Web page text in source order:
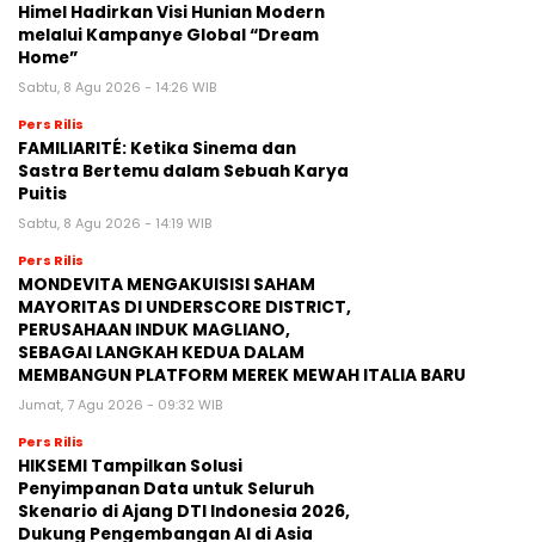
Himel Hadirkan Visi Hunian Modern
melalui Kampanye Global “Dream
Home”
Sabtu, 8 Agu 2026 - 14:26 WIB
Pers Rilis
FAMILIARITÉ: Ketika Sinema dan
Sastra Bertemu dalam Sebuah Karya
Puitis
Sabtu, 8 Agu 2026 - 14:19 WIB
Pers Rilis
MONDEVITA MENGAKUISISI SAHAM
MAYORITAS DI UNDERSCORE DISTRICT,
PERUSAHAAN INDUK MAGLIANO,
SEBAGAI LANGKAH KEDUA DALAM
MEMBANGUN PLATFORM MEREK MEWAH ITALIA BARU
Jumat, 7 Agu 2026 - 09:32 WIB
Pers Rilis
HIKSEMI Tampilkan Solusi
Penyimpanan Data untuk Seluruh
Skenario di Ajang DTI Indonesia 2026,
Dukung Pengembangan AI di Asia